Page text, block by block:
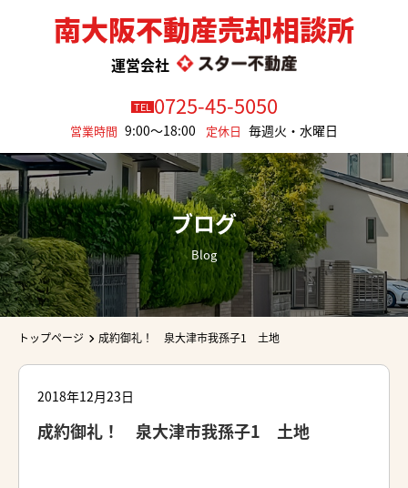
南大阪不動産売却相談所
運営会社
TEL0725-45-5050
営業時間 9:00～18:00 定休日 毎週火・水曜日
ブログ
Blog
トップページ 成約御礼！ 泉大津市我孫子1 土地
2018年12月23日
成約御礼！ 泉大津市我孫子1 土地